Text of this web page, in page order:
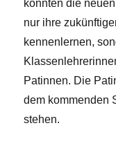
konnten die
nur ihre
kennenlernen,
Patinnen. Die
dem kommenden
stehen.